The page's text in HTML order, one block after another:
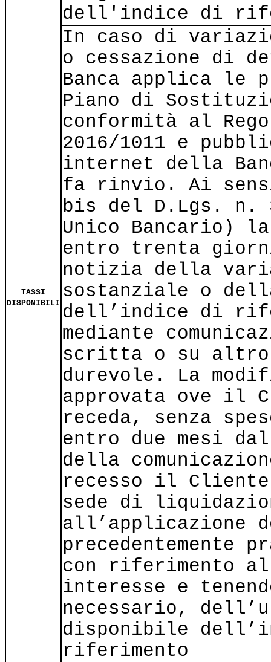
TASSI
DISPONIBILI
dell'indice di
In caso di
o cessazione di
Banca applica le
Piano di
conformità al
2016/1011 e
internet della
fa rinvio. Ai
bis del D.Lgs. n.
Unico Bancario)
entro trenta
notizia della
sostanziale o
dell’indice di
mediante
scritta o su altro
durevole. La
approvata ove il
receda, senza
entro due mesi
della
recesso il
sede di
all’applicazione
precedentemente
con riferimento
interesse e
necessario,
disponibile
riferimento